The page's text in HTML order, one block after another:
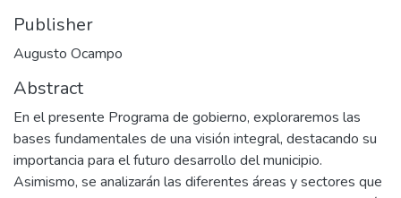
Publisher
Augusto Ocampo
Abstract
En el presente Programa de gobierno, exploraremos las
bases fundamentales de una visión integral, destacando su
importancia para el futuro desarrollo del municipio.
Asimismo, se analizarán las diferentes áreas y sectores que